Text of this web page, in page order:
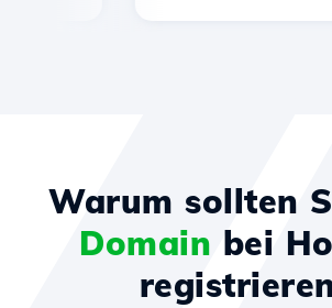
Warum sollten
Domain bei